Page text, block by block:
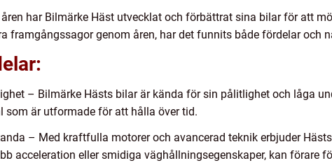
åren har Bilmärke Häst utvecklat och förbättrat sina bilar för att
framgångssagor genom åren, har det funnits både fördelar och
– Bilmärke Hästs bilar är kända för sin pålitlighet och låga
som är utformade för att hålla över tid.
– Med kraftfulla motorer och avancerad teknik erbjuder
acceleration eller smidiga väghållningsegenskaper, kan förare